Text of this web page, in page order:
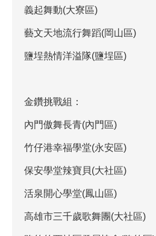
義起舞動(大寮區)
藝文天地流行舞蹈(岡山區)
鹽埕熱情洋溢隊(鹽埕區)
金鑽挑戰組：
內門傲舞長青(內門區)
竹仔港幸福學堂(永安區)
保安學堂辣寶貝(大社區)
活泉開心學堂(鳳山區)
高雄市三千歲歌舞團(大社區)